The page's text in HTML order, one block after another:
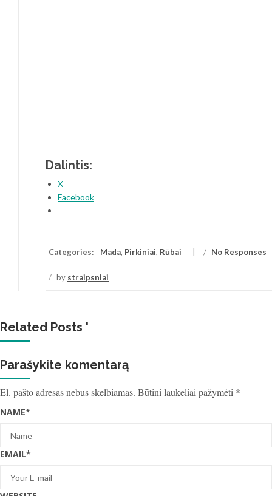
Dalintis:
X
Facebook
Categories: Mada, Pirkiniai, Rūbai / No Responses
/ by straipsniai
Related Posts '
Parašykite komentarą
El. pašto adresas nebus skelbiamas. Būtini laukeliai pažymėti *
NAME*
EMAIL*